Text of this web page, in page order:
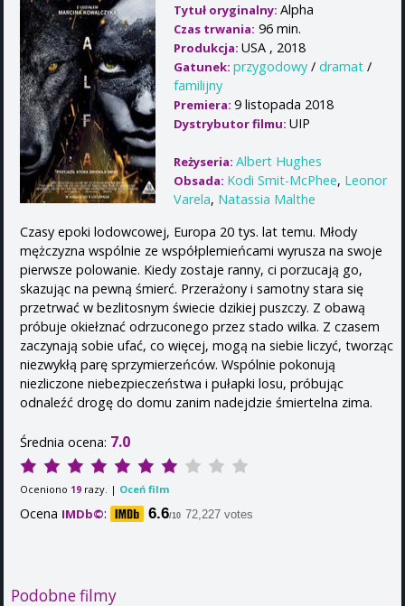
Tytuł oryginalny: Alpha
Czas trwania: 96 min.
Produkcja: USA , 2018
Gatunek: przygodowy / dramat /
familijny
Premiera: 9 listopada 2018
Dystrybutor filmu: UIP
Reżyseria: Albert Hughes
Obsada: Kodi Smit-McPhee, Leonor
Varela, Natassia Malthe
Czasy epoki lodowcowej, Europa 20 tys. lat temu. Młody
mężczyzna wspólnie ze współplemieńcami wyrusza na swoje
pierwsze polowanie. Kiedy zostaje ranny, ci porzucają go,
skazując na pewną śmierć. Przerażony i samotny stara się
przetrwać w bezlitosnym świecie dzikiej puszczy. Z obawą
próbuje okiełznać odrzuconego przez stado wilka. Z czasem
zaczynają sobie ufać, co więcej, mogą na siebie liczyć, tworząc
niezwykłą parę sprzymierzeńców. Wspólnie pokonują
niezliczone niebezpieczeństwa i pułapki losu, próbując
odnaleźć drogę do domu zanim nadejdzie śmiertelna zima.
Średnia ocena: 7.0
Oceniono 19 razy. | Oceń film
Ocena IMDb©: 6.6/10 72,227 votes
Podobne filmy